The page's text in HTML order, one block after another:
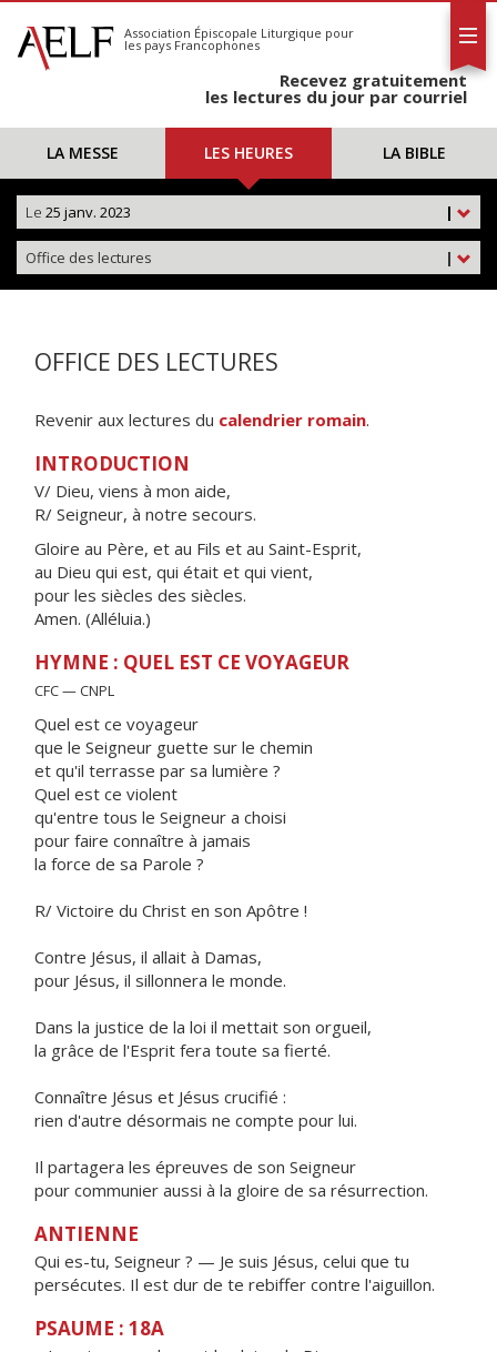
S'abonner
Calendrier
Association Épiscopale Liturgique pour
les pays Francophones
Recevez gratuitement
les lectures du jour par courriel
LA MESSE LES HEURES LA BIBLE
|
Le 25 janv. 2023
|
Office des lectures
OFFICE DES LECTURES
Revenir aux lectures du calendrier romain.
INTRODUCTION
V/ Dieu, viens à mon aide,
R/ Seigneur, à notre secours.
Gloire au Père, et au Fils et au Saint-Esprit,
au Dieu qui est, qui était et qui vient,
pour les siècles des siècles.
Amen. (Alléluia.)
HYMNE : QUEL EST CE VOYAGEUR
CFC — CNPL
Quel est ce voyageur
que le Seigneur guette sur le chemin
et qu'il terrasse par sa lumière ?
Quel est ce violent
qu'entre tous le Seigneur a choisi
pour faire connaître à jamais
la force de sa Parole ?
R/ Victoire du Christ en son Apôtre !
Contre Jésus, il allait à Damas,
pour Jésus, il sillonnera le monde.
Dans la justice de la loi il mettait son orgueil,
la grâce de l'Esprit fera toute sa fierté.
Connaître Jésus et Jésus crucifié :
rien d'autre désormais ne compte pour lui.
Il partagera les épreuves de son Seigneur
pour communier aussi à la gloire de sa résurrection.
ANTIENNE
Qui es-tu, Seigneur ? — Je suis Jésus, celui que tu
persécutes. Il est dur de te rebiffer contre l'aiguillon.
PSAUME : 18A